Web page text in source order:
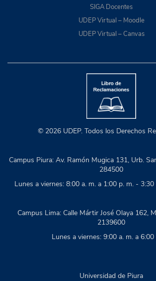
SIGA Docentes
UDEP Virtual – Moodle
UDEP Virtual – Canvas
© 2026 UDEP. Todos los Derechos
Campus Piura: Av. Ramón Mugica 131, Urb.
284500
Lunes a viernes: 8:00 a. m. a 1:00 p. m. -
Campus Lima: Calle Mártir José Olaya 162,
2139600
Lunes a viernes: 9:00 a. m. a 6:00
Universidad de Piura